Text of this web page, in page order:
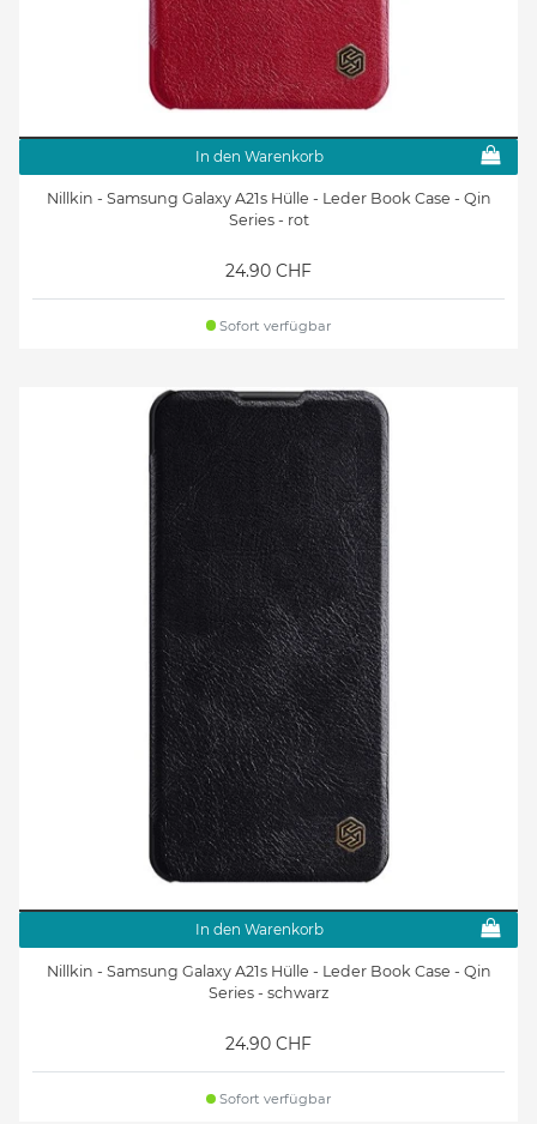
In den Warenkorb
Nillkin - Samsung Galaxy A21s Hülle - Leder Book Case - Qin
Series - rot
24.90 CHF
Sofort verfügbar
In den Warenkorb
Nillkin - Samsung Galaxy A21s Hülle - Leder Book Case - Qin
Series - schwarz
24.90 CHF
Sofort verfügbar